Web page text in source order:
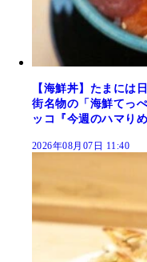
【海鮮丼】たまには
街名物の「海鮮てっ
ッコ『今週のハマり
2026年08月07日 11:40